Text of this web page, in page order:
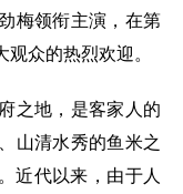
梅领衔主演，在第
众的热烈欢迎。
地，是客家人的
山清水秀的鱼米之
近代以来，由于人